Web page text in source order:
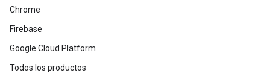
Chrome
Firebase
Google Cloud Platform
Todos los productos